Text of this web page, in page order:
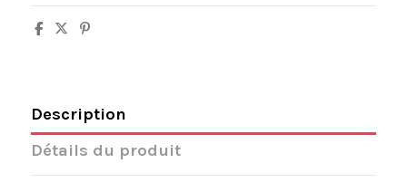
Description
Détails du produit